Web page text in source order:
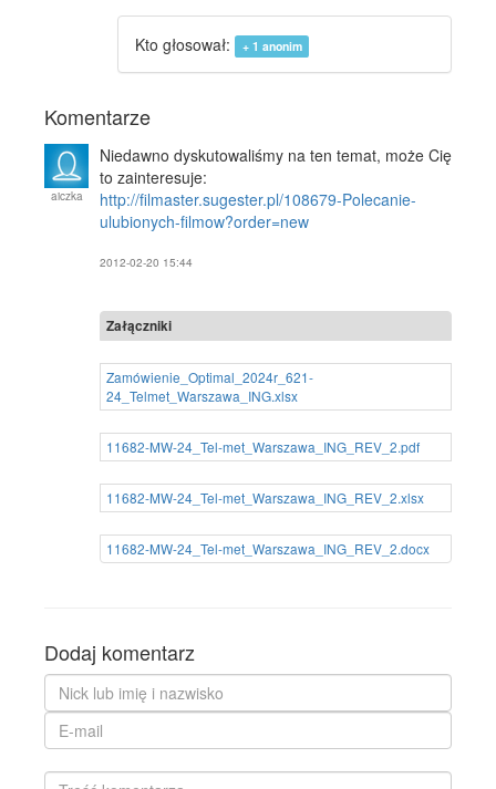
Kto głosował: + 1 anonim
Komentarze
aiczka
Niedawno dyskutowaliśmy na ten temat, może Cię
to zainteresuje:
http://filmaster.sugester.pl/108679-Polecanie-
ulubionych-filmow?order=new
2012-02-20 15:44
Załączniki
Zamówienie_Optimal_2024r_621-
24_Telmet_Warszawa_ING.xlsx
11682-MW-24_Tel-met_Warszawa_ING_REV_2.pdf
11682-MW-24_Tel-met_Warszawa_ING_REV_2.xlsx
11682-MW-24_Tel-met_Warszawa_ING_REV_2.docx
Dodaj komentarz